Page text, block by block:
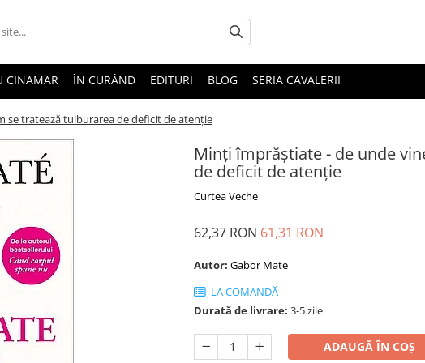
CINAMAR ÎN CURÂND EDITURI BLOG SERIA CAVALERII
se tratează tulburarea de deficit de atenţie
Minţi împrăştiate - de unde
de deficit de atenţie
Curtea Veche
62,37 RON 61,31 RON
Autor: Gabor Mate
LA COMANDĂ
Durată de livrare: 3-5 zile
ADAUGĂ ÎN COȘ